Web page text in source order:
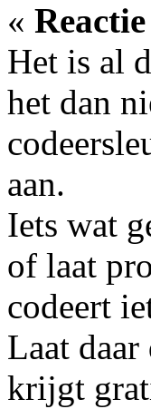
«
Het is al
het dan
aan.
Iets wat
of laat
codeert
Laat
krijgt